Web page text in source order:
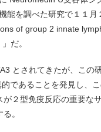
能を調べた研究で１１
of group 2 innate
だ。
とされてきたが、この
であることを発見し、
２型免疫反応の重要な
。